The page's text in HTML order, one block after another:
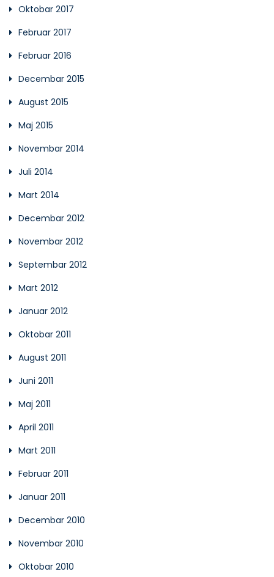
Oktobar 2017
Februar 2017
Februar 2016
Decembar 2015
August 2015
Maj 2015
Novembar 2014
Juli 2014
Mart 2014
Decembar 2012
Novembar 2012
Septembar 2012
Mart 2012
Januar 2012
Oktobar 2011
August 2011
Juni 2011
Maj 2011
April 2011
Mart 2011
Februar 2011
Januar 2011
Decembar 2010
Novembar 2010
Oktobar 2010